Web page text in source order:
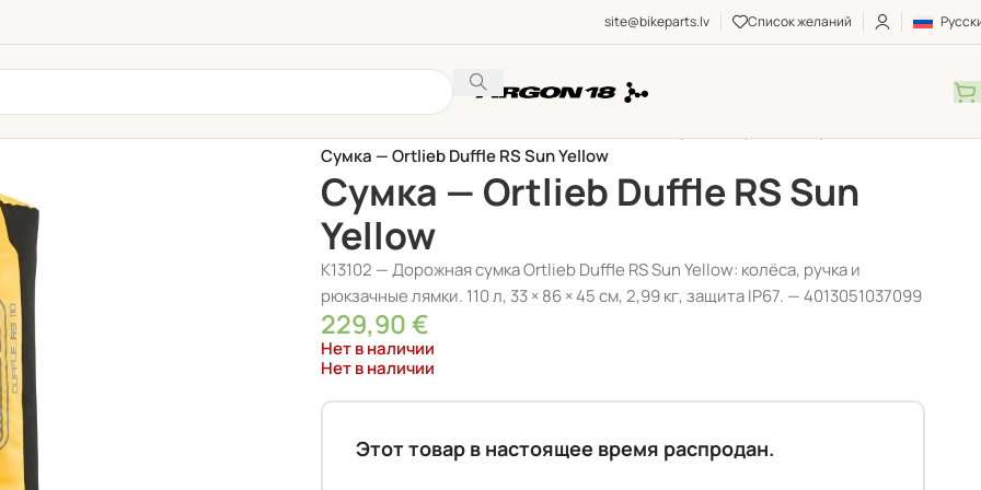
site@bikeparts.lv Список желаний
Сумка — Ortlieb Duffle RS Sun Yellow
Сумка — Ortlieb Duffle RS Sun
Yellow
K13102 — Дорожная сумка Ortlieb Duffle RS Sun Yellow: колёса, ручка и
рюкзачные лямки. 110 л, 33 × 86 × 45 см, 2,99 кг, защита IP67. — 4013051037099
229,90€
Нет в наличии
Нет в наличии
Этот товар в настоящее время распродан.